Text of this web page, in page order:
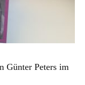
Günter Peters im